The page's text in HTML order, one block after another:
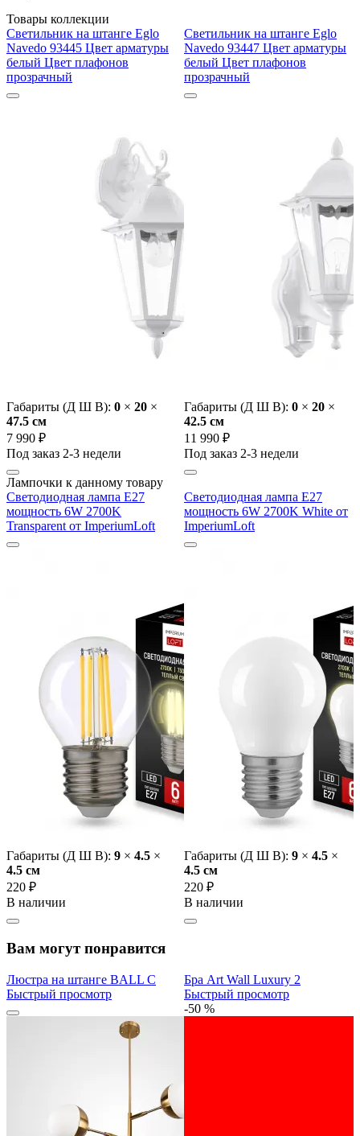
Товары коллекции
Светильник на штанге Eglo
Navedo 93445 Цвет арматуры
белый Цвет плафонов
прозрачный
Габариты (Д Ш В): 0 × 20 ×
47.5 cм
7 990 ₽
Под заказ 2-3 недели
Светильник на штанге Eglo
Navedo 93447 Цвет арматуры
белый Цвет плафонов
прозрачный
Габариты (Д Ш В): 0 × 20 ×
42.5 cм
11 990 ₽
Под заказ 2-3 недели
Лампочки к данному товару
Светодиодная лампа E27
мощность 6W 2700K
Transparent от ImperiumLoft
Габариты (Д Ш В): 9 × 4.5 ×
4.5 cм
220 ₽
В наличии
Светодиодная лампа E27
мощность 6W 2700K White от
ImperiumLoft
Габариты (Д Ш В): 9 × 4.5 ×
4.5 cм
220 ₽
В наличии
Вам могут понравится
Люстра на штанге BALL C
Быстрый просмотр
Бра Art Wall Luxury 2
Быстрый просмотр
-50 %